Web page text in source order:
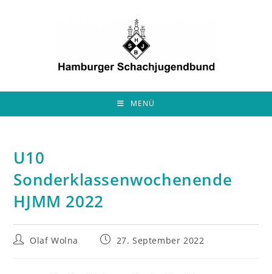
MENÜ
U10
Sonderklassenwochenende
HJMM 2022
Beitrags-
Olaf Wolna
Beitrag27. September 2022